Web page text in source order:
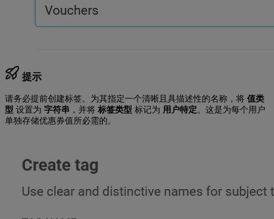
提示
请务必提前创建标签。为其指定一个清晰且具描述性的名称，将 值类
型 设置为 字符串 ，并将 标签类型 标记为 用户特定 。这是为每个用户
单独存储优惠券值所必需的。